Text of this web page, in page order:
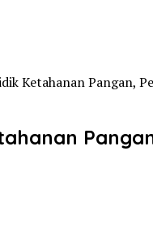
Ketahanan Pangan,